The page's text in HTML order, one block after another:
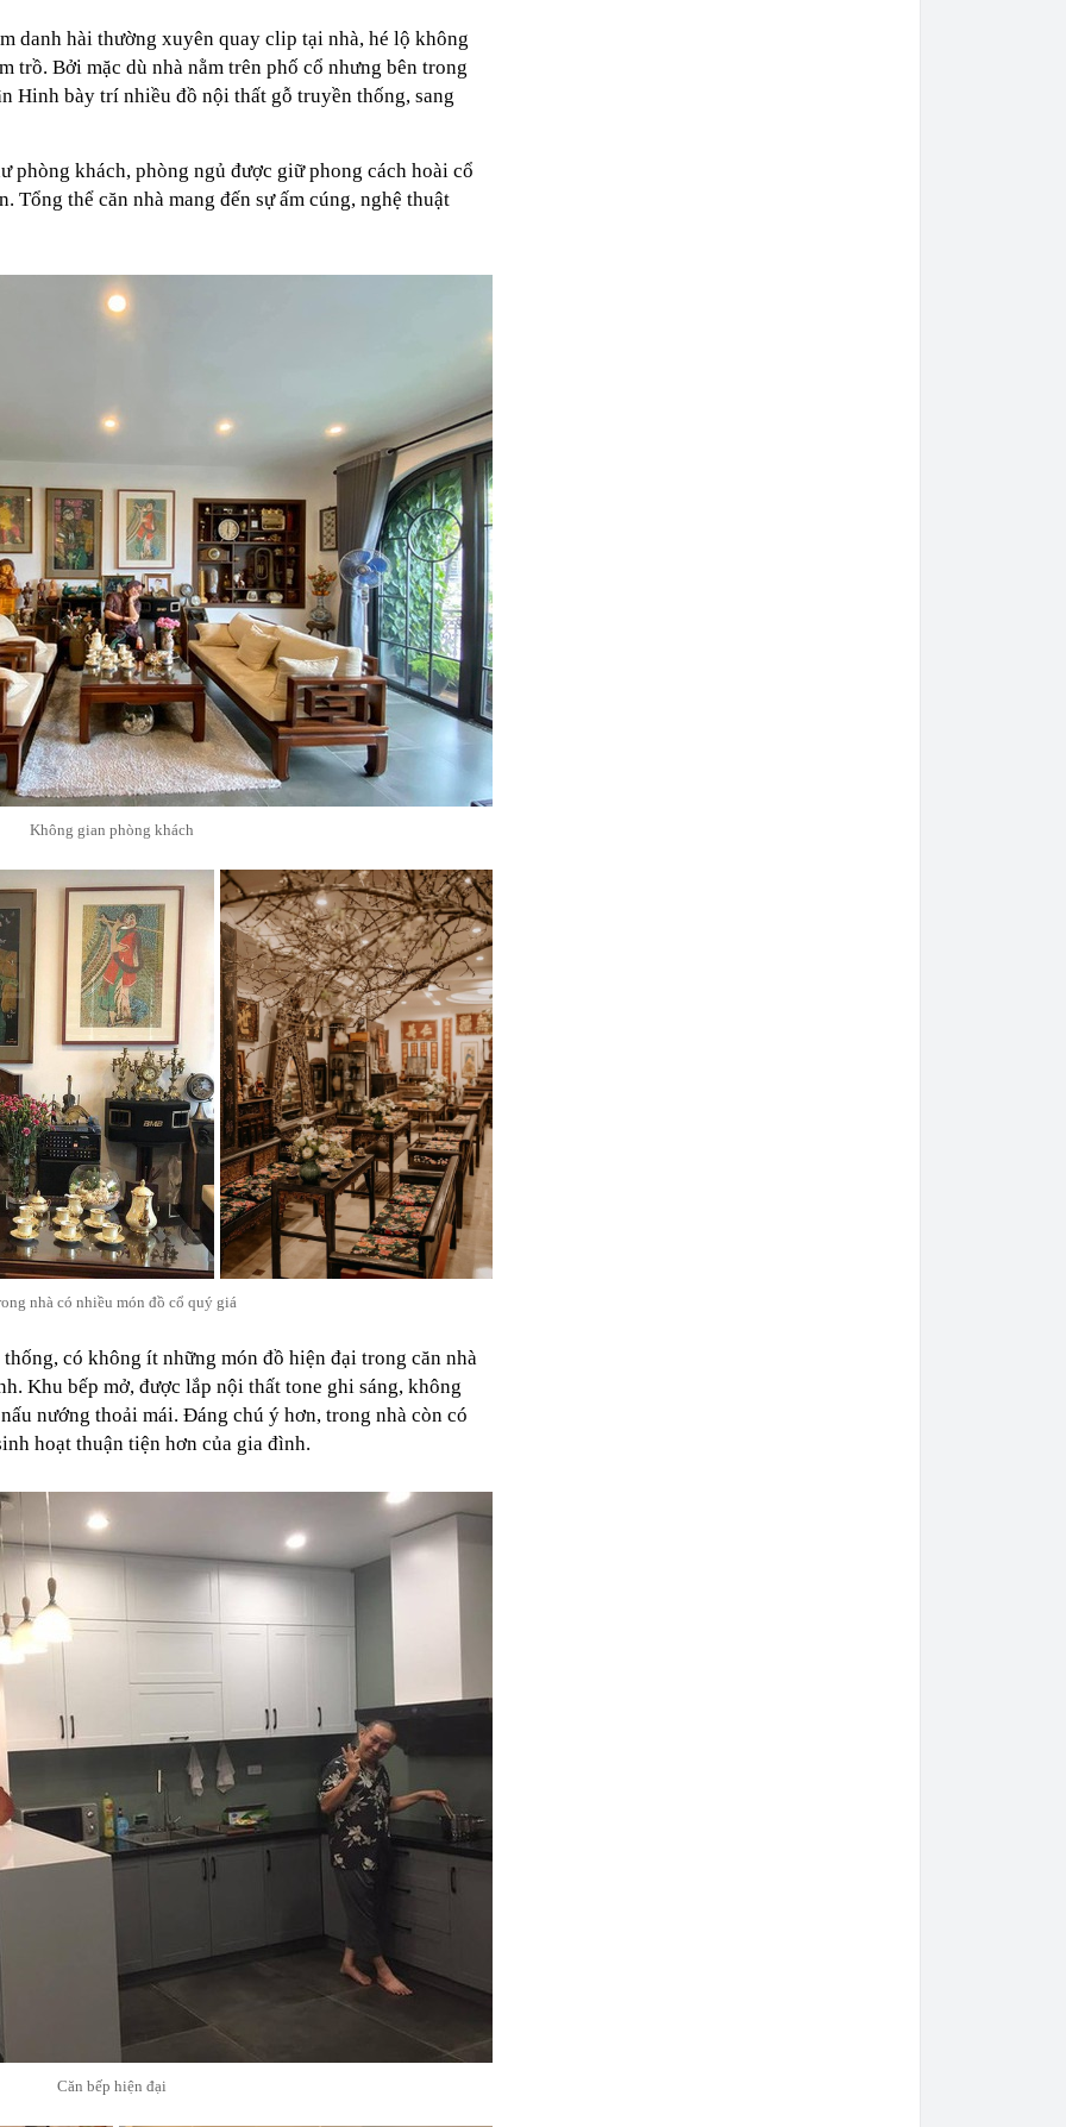
danh hài thường xuyên quay clip tại nhà, hé lộ không
trồ. Bởi mặc dù nhà nằm trên phố cổ nhưng bên trong
Hinh bày trí nhiều đồ nội thất gỗ truyền thống, sang
phòng khách, phòng ngủ được giữ phong cách hoài cổ
Tổng thể căn nhà mang đến sự ấm cúng, nghệ thuật
Không gian phòng khách
nhà có nhiều món đồ cổ quý giá
có không ít những món đồ hiện đại trong căn nhà
Khu bếp mở, được lắp nội thất tone ghi sáng, không
nướng thoải mái. Đáng chú ý hơn, trong nhà còn có
hoạt thuận tiện hơn của gia đình.
Căn bếp hiện đại